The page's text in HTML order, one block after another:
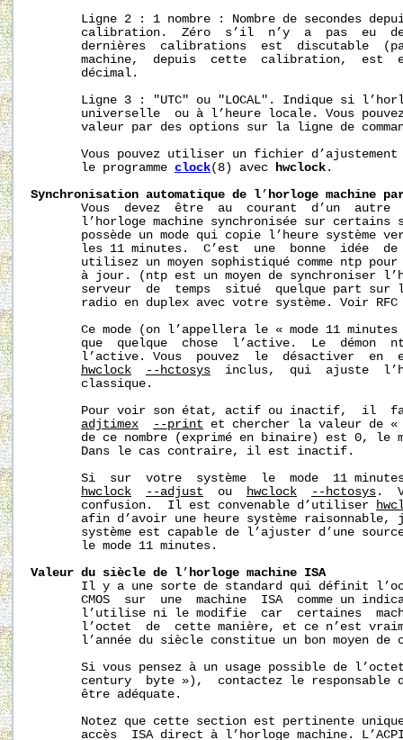
Ligne 2 : 1 nombre : Nombre de secondes
calibration.  Zéro  s’il  n’y  a  pas  eu
dernières  calibrations  est  discutable
machine,  depuis  cette  calibration,  est
       décimal.
Ligne 3 : "UTC" ou "LOCAL". Indique si
universelle  ou à l’heure locale. Vous
valeur par des options sur la ligne de
Vous pouvez utiliser un fichier
       le programme
clock(8) avec hwclock .
Synchronisation automatique de l’ horloge machine
Vous  devez  être  au  courant  d’un  autre
l’horloge machine synchronisée sur certains
possède un mode qui copie l’heure système
les 11 minutes.  C’est  une  bonne  idée
utilisez un moyen sophistiqué comme ntp
à jour. (ntp est un moyen de synchroniser
serveur  de  temps  situé  quelque part sur
radio en duplex avec votre système. Voir RFC
Ce mode (on l’appellera le « mode 11
que  quelque  chose  l’active.  Le  démon
l’active. Vous  pouvez  le  désactiver  en
hwclock
--hctosys
inclus,  qui  ajuste
       classique.
Pour voir son état, actif ou inactif,  il
adjtimex
--print et chercher la valeur de
de ce nombre (exprimé en binaire) est 0, le
       Dans le cas contraire, il est inactif.
Si  sur  votre  système  le  mode  11
hwclock
--adjust
  ou
hwclock --hctosys .
       confusion.  Il est convenable d’utiliser
afin d’avoir une heure système raisonnable,
système est capable de l’ajuster d’une
       le mode 11 minutes.
Valeur du siècle de l’ horloge machine ISA
Il y a une sorte de standard qui définit
CMOS  sur  une  machine  ISA  comme un
l’utilise ni le modifie  car  certaines
l’octet  de  cette manière, et ce n’est
l’année du siècle constitue un bon moyen de
Si vous pensez à un usage possible de
century  byte »),  contactez le responsable
       être adéquate.
Notez que cette section est pertinente
accès  ISA direct à l’horloge machine.